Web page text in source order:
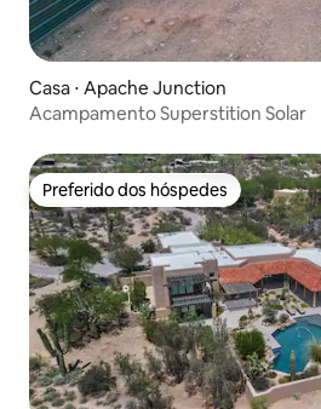
Casa ⋅ Apache Junction
Acampamento Superstition Solar
Preferido dos hóspedes
Preferido dos hóspedes